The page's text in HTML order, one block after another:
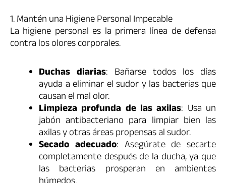
1. Mantén una Higiene Personal Impecable
La higiene personal es la primera línea de defensa
contra los olores corporales.
Duchas diarias: Bañarse todos los días
ayuda a eliminar el sudor y las bacterias que
causan el mal olor.
Limpieza profunda de las axilas: Usa un
jabón antibacteriano para limpiar bien las
axilas y otras áreas propensas al sudor.
Secado adecuado: Asegúrate de secarte
completamente después de la ducha, ya que
las bacterias prosperan en ambientes